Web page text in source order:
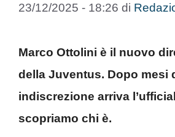
23/12/2025 - 18:26 di
Marco Ottolini è il nuovo
della Juventus. Dopo mesi
indiscrezione arriva
scopriamo chi è.